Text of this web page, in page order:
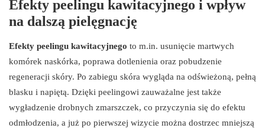
Efekty peelingu kawitacyjnego i wpływ
na dalszą pielęgnację
Efekty peelingu kawitacyjnego to m.in. usunięcie martwych
komórek naskórka, poprawa dotlenienia oraz pobudzenie
regeneracji skóry. Po zabiegu skóra wygląda na odświeżoną, pełną
blasku i napiętą. Dzięki peelingowi zauważalne jest także
wygładzenie drobnych zmarszczek, co przyczynia się do efektu
odmłodzenia, a już po pierwszej wizycie można dostrzec mniejszą